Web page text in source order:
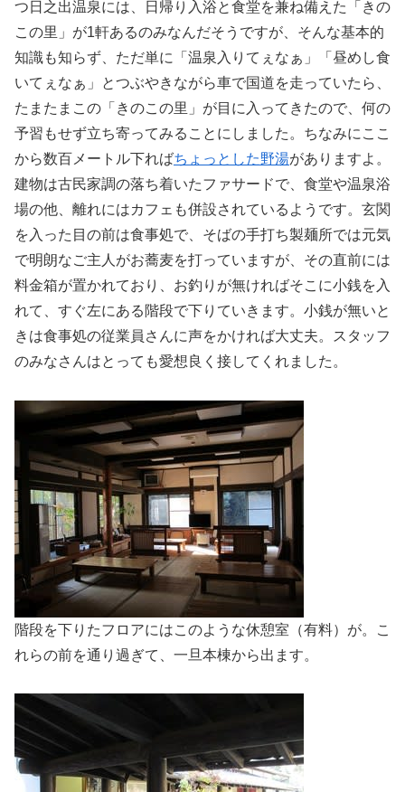
つ日之出温泉には、日帰り入浴と食堂を兼ね備えた「きの
この里」が1軒あるのみなんだそうですが、そんな基本的
知識も知らず、ただ単に「温泉入りてぇなぁ」「昼めし食
いてぇなぁ」とつぶやきながら車で国道を走っていたら、
たまたまこの「きのこの里」が目に入ってきたので、何の
予習もせず立ち寄ってみることにしました。ちなみにここ
から数百メートル下ればちょっとした野湯がありますよ。
建物は古民家調の落ち着いたファサードで、食堂や温泉浴
場の他、離れにはカフェも併設されているようです。玄関
を入った目の前は食事処で、そばの手打ち製麺所では元気
で明朗なご主人がお蕎麦を打っていますが、その直前には
料金箱が置かれており、お釣りが無ければそこに小銭を入
れて、すぐ左にある階段で下りていきます。小銭が無いと
きは食事処の従業員さんに声をかければ大丈夫。スタッフ
のみなさんはとっても愛想良く接してくれました。
階段を下りたフロアにはこのような休憩室（有料）が。こ
れらの前を通り過ぎて、一旦本棟から出ます。